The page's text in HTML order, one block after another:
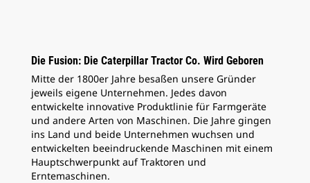
Die Fusion: Die Caterpillar Tractor Co. Wird Geboren
Mitte der 1800er Jahre besaßen unsere Gründer
jeweils eigene Unternehmen. Jedes davon
entwickelte innovative Produktlinie für Farmgeräte
und andere Arten von Maschinen. Die Jahre gingen
ins Land und beide Unternehmen wuchsen und
entwickelten beeindruckende Maschinen mit einem
Hauptschwerpunkt auf Traktoren und
Erntemaschinen.